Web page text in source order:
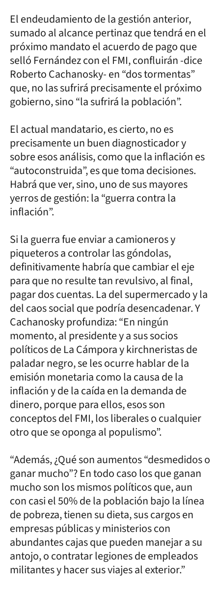
El endeudamiento de la gestión anterior,
sumado al alcance pertinaz que tendrá en el
próximo mandato el acuerdo de pago que
selló Fernández con el FMI, confluirán -dice
Roberto Cachanosky- en “dos tormentas”
que, no las sufrirá precisamente el próximo
gobierno, sino “la sufrirá la población”.
El actual mandatario, es cierto, no es
precisamente un buen diagnosticador y
sobre esos análisis, como que la inflación es
“autoconstruida”, es que toma decisiones.
Habrá que ver, sino, uno de sus mayores
yerros de gestión: la “guerra contra la
inflación”.
Si la guerra fue enviar a camioneros y
piqueteros a controlar las góndolas,
definitivamente habría que cambiar el eje
para que no resulte tan revulsivo, al final,
pagar dos cuentas. La del supermercado y la
del caos social que podría desencadenar. Y
Cachanosky profundiza: “En ningún
momento, al presidente y a sus socios
políticos de La Cámpora y kirchneristas de
paladar negro, se les ocurre hablar de la
emisión monetaria como la causa de la
inflación y de la caída en la demanda de
dinero, porque para ellos, esos son
conceptos del FMI, los liberales o cualquier
otro que se oponga al populismo”.
“Además, ¿Qué son aumentos “desmedidos o
ganar mucho”? En todo caso los que ganan
mucho son los mismos políticos que, aun
con casi el 50% de la población bajo la línea
de pobreza, tienen su dieta, sus cargos en
empresas públicas y ministerios con
abundantes cajas que pueden manejar a su
antojo, o contratar legiones de empleados
militantes y hacer sus viajes al exterior.”